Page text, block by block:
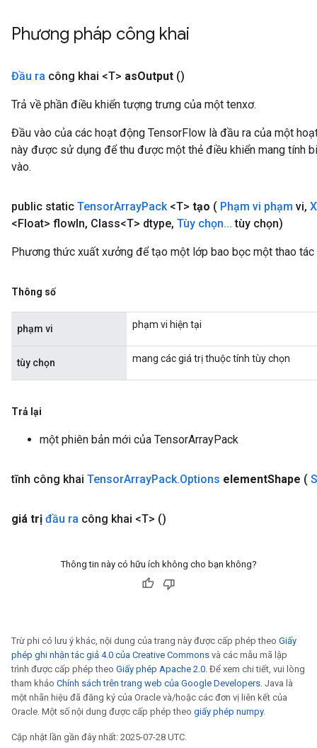
Phương pháp công khai
Đầu ra công khai <T> asOutput ()
Trả về phần điều khiển tượng trưng của một tenxơ.
Đầu vào của các hoạt động TensorFlow là đầu ra của một
này được sử dụng để thu được một thẻ điều khiển mang tính
vào.
public static TensorArrayPack<T> tạo ( Phạm vi phạm vi,
<Float> flowIn, Class<T> dtype, Tùy chọn... tùy chọn)
Phương thức xuất xưởng để tạo một lớp bao bọc một thao tác
Thông số
phạm vi phạm vi hiện tại
tùy chọn mang các giá trị thuộc tính tùy chọn
Trả lại
một phiên bản mới của TensorArrayPack
tĩnh công khai TensorArrayPack.Options elementShape (
giá trị đầu ra công khai <T> ()
Thông tin này có hữu ích không cho bạn không?
Trừ phi có lưu ý khác, nội dung của trang này được cấp phép theo Giấy
phép ghi nhận tác giả 4.0 của Creative Commons và các mẫu mã lập
trình được cấp phép theo Giấy phép Apache 2.0. Để xem chi tiết, vui lòng
tham khảo Chính sách trên trang web của Google Developers. Java là
một nhãn hiệu đã đăng ký của Oracle và/hoặc các đơn vị liên kết của
Oracle. Một số nội dung được cấp phép theo giấy phép numpy.
Cập nhật lần gần đây nhất: 2025-07-28 UTC.